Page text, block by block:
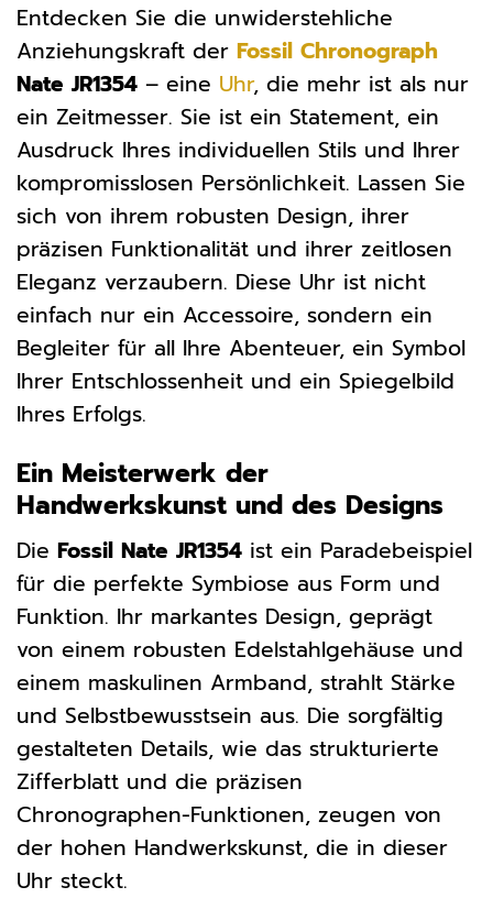
Entdecken Sie die unwiderstehliche
Anziehungskraft der Fossil Chronograph
Nate JR1354 – eine Uhr, die mehr ist als nur
ein Zeitmesser. Sie ist ein Statement, ein
Ausdruck Ihres individuellen Stils und Ihrer
kompromisslosen Persönlichkeit. Lassen Sie
sich von ihrem robusten Design, ihrer
präzisen Funktionalität und ihrer zeitlosen
Eleganz verzaubern. Diese Uhr ist nicht
einfach nur ein Accessoire, sondern ein
Begleiter für all Ihre Abenteuer, ein Symbol
Ihrer Entschlossenheit und ein Spiegelbild
Ihres Erfolgs.
Ein Meisterwerk der
Handwerkskunst und des Designs
Die Fossil Nate JR1354 ist ein Paradebeispiel
für die perfekte Symbiose aus Form und
Funktion. Ihr markantes Design, geprägt
von einem robusten Edelstahlgehäuse und
einem maskulinen Armband, strahlt Stärke
und Selbstbewusstsein aus. Die sorgfältig
gestalteten Details, wie das strukturierte
Zifferblatt und die präzisen
Chronographen-Funktionen, zeugen von
der hohen Handwerkskunst, die in dieser
Uhr steckt.